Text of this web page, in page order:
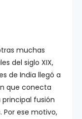
muchas
del siglo XIX,
de India llegó a
que conecta
fusión
ese motivo,